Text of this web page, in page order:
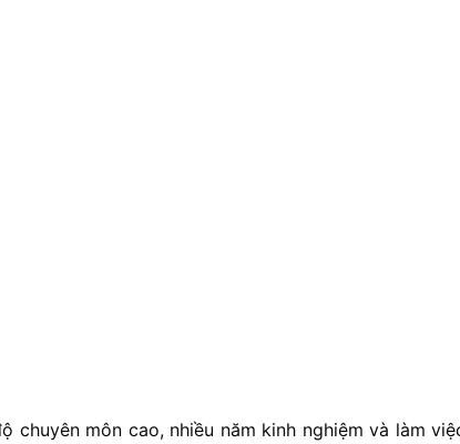
môn cao, nhiều năm kinh nghiệm và làm